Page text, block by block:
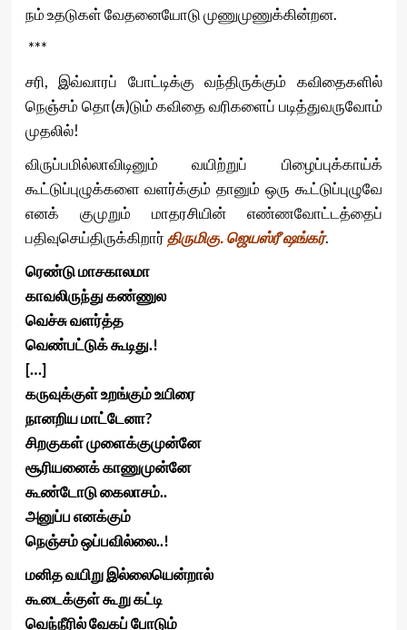
நம் உதடுகள் வேதனையோடு முணுமுணுக்கின்றன.
***
சரி, இவ்வாரப் போட்டிக்கு வந்திருக்கும் கவிதைகளில்
நெஞ்சம் தொ(சு)டும் கவிதை வரிகளைப் படித்துவருவோம்
முதலில்!
விருப்பமில்லாவிடினும் வயிற்றுப் பிழைப்புக்காய்க்
கூட்டுப்புழுக்களை வளர்க்கும் தானும் ஒரு கூட்டுப்புழுவே
எனக் குமுறும் மாதரசியின் எண்ணவோட்டத்தைப்
பதிவுசெய்திருக்கிறார்திருமிகு. ஜெயஸ்ரீ ஷங்கர்.
ரெண்டு மாசகாலமா
காவலிருந்து கண்ணுல
வெச்சு வளர்த்த
வெண்பட்டுக் கூடிது.!
[…]
கருவுக்குள் உறங்கும் உயிரை
நானறிய மாட்டேனா?
சிறகுகள் முளைக்குமுன்னே
சூரியனைக் காணுமுன்னே
கூண்டோடு கைலாசம்..
அனுப்ப எனக்கும்
நெஞ்சம் ஒப்பவில்லை..!
மனித வயிறு இல்லையென்றால்
கூடைக்குள் கூறு கட்டி
வெந்நீரில் வேகப் போடும்